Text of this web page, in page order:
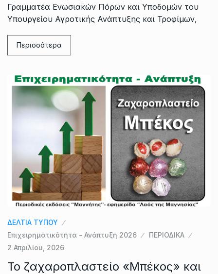
Γραμματέα Ενωσιακών Πόρων και Υποδομών του
Υπουργείου Αγροτικής Ανάπτυξης και Τροφίμων,
Περισσότερα
ΔΕΛΤΙΑ ΤΥΠΟΥ
Επιχειρηματικότητα - Ανάπτυξη 2026
ΠΕΡΙΟΔΙΚΑ
2 Απριλίου, 2026
Το ζαχαροπλαστείο «Μπέκος» και